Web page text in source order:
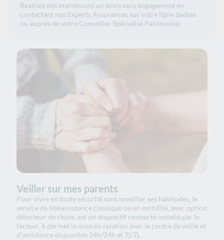
Réalisez dès maintenant un devis sans engagement en
contactant nos Experts Assurances sur votre ligne dédiée
ou auprès de votre Conseiller Spécialisé Patrimoine.
Veiller sur mes parents
Pour vivre en toute sécurité sans modifier ses habitudes, le
service de téléassistance classique ou en mobilité, avec option
détecteur de chute, est un dispositif connecté installé par le
facteur. Il permet la mise en relation avec le centre de veille et
d’assistance disponible 24h/24h et 7j/7j.